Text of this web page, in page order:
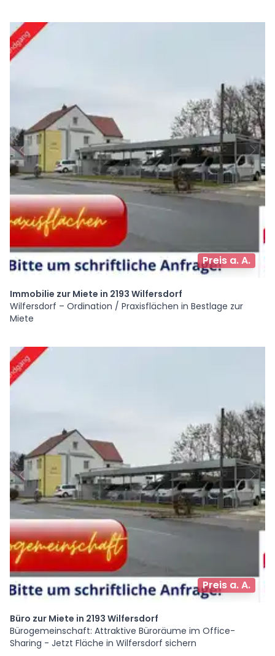
Preis a. A.
Immobilie zur Miete in 2193 Wilfersdorf
Wilfersdorf – Ordination / Praxisflächen in Bestlage zur
Miete
Preis a. A.
Büro zur Miete in 2193 Wilfersdorf
Bürogemeinschaft: Attraktive Büroräume im Office-
Sharing - Jetzt Fläche in Wilfersdorf sichern